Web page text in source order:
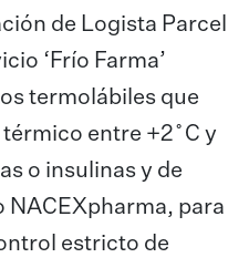
de Logista Parcel
‘Frío Farma’
termolábiles que
entre +2˚C y
o insulinas y de
NACEXpharma, para
estricto de